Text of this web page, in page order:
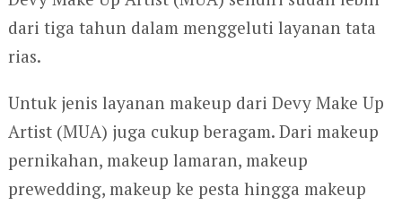
dari tiga tahun dalam menggeluti layanan tata
rias.
Untuk jenis layanan makeup dari Devy Make Up
Artist (MUA) juga cukup beragam. Dari makeup
pernikahan, makeup lamaran, makeup
prewedding, makeup ke pesta hingga makeup